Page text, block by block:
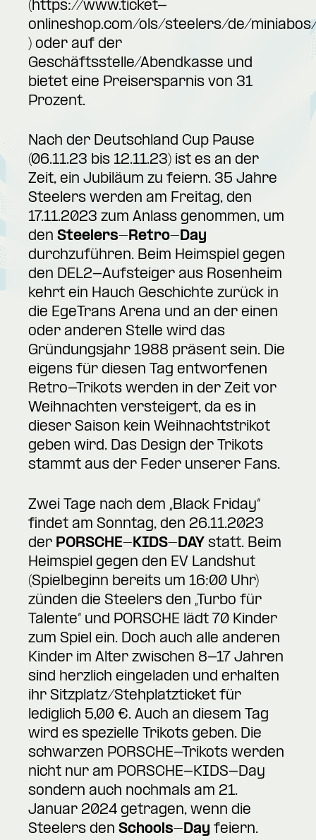
(https://www.ticket-
onlineshop.com/ols/steelers/de/
) oder auf der
Geschäftsstelle/Abendkasse und
bietet eine Preisersparnis von 31
Prozent.
Nach der Deutschland Cup Pause
(06.11.23 bis 12.11.23) ist es an der
Zeit, ein Jubiläum zu feiern. 35 Jahre
Steelers werden am Freitag, den
17.11.2023 zum Anlass genommen, um
den Steelers-Retro-Day
durchzuführen. Beim Heimspiel gegen
den DEL2-Aufsteiger aus Rosenheim
kehrt ein Hauch Geschichte zurück in
die EgeTrans Arena und an der einen
oder anderen Stelle wird das
Gründungsjahr 1988 präsent sein. Die
eigens für diesen Tag entworfenen
Retro-Trikots werden in der Zeit vor
Weihnachten versteigert, da es in
dieser Saison kein Weihnachtstrikot
geben wird. Das Design der Trikots
stammt aus der Feder unserer Fans.
Zwei Tage nach dem „Black Friday“
findet am Sonntag, den 26.11.2023
der PORSCHE-KIDS-DAY statt. Beim
Heimspiel gegen den EV Landshut
(Spielbeginn bereits um 16:00 Uhr)
zünden die Steelers den „Turbo für
Talente“ und PORSCHE lädt 70 Kinder
zum Spiel ein. Doch auch alle anderen
Kinder im Alter zwischen 8-17 Jahren
sind herzlich eingeladen und erhalten
ihr Sitzplatz/Stehplatzticket für
lediglich 5,00 €. Auch an diesem Tag
wird es spezielle Trikots geben. Die
schwarzen PORSCHE-Trikots werden
nicht nur am PORSCHE-KIDS-Day
sondern auch nochmals am 21.
Januar 2024 getragen, wenn die
Steelers den Schools-Day feiern.